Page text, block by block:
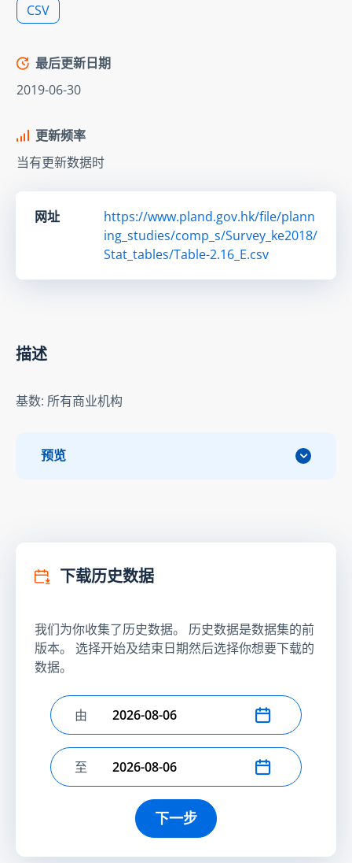
CSV
最后更新日期
2019-06-30
更新频率
当有更新数据时
网址
https://www.pland.gov.hk/file/plann
ing_studies/comp_s/Survey_ke2018/
Stat_tables/Table-2.16_E.csv
描述
基数: 所有商业机构
预览
下载历史数据
我们为你收集了历史数据。 历史数据是数据集的前
版本。 选择开始及结束日期然后选择你想要下载的
数据。
选择开始日期
由
选择结束日期
至
下一步